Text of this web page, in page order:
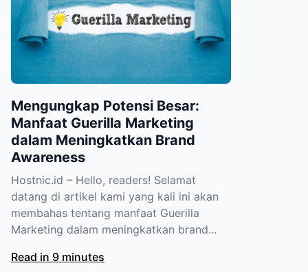
Mengungkap Potensi Besar:
Manfaat Guerilla Marketing
dalam Meningkatkan Brand
Awareness
Hostnic.id – Hello, readers! Selamat
datang di artikel kami yang kali ini akan
membahas tentang manfaat Guerilla
Marketing dalam meningkatkan brand...
Read in 9 minutes